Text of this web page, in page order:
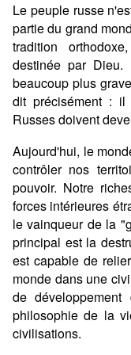
Le peuple russe
partie du grand
tradition
destinée par Dieu.
beaucoup plus
dit précisément :
Russes doivent
Aujourd'hui, le
contrôler nos
pouvoir. Notre
forces intérieures
le vainqueur de la
principal est la
est capable de
monde dans une
de
philosophie de la
civilisations.